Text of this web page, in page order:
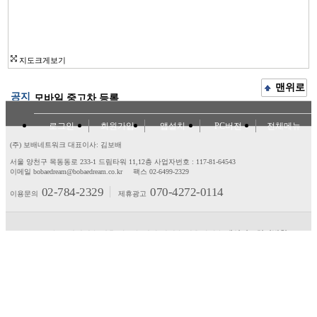
지도크게보기
공지 모바일 중고차 등록
맨위로
로그인 회원가입 앱설치 PC버전 전체메뉴
(주) 보배네트워크 대표이사: 김보배
서울 양천구 목동동로 233-1 드림타워 11,12층 사업자번호 : 117-81-64543
이메일 bobaedream@bobaedream.co.kr
팩스 02-6499-2329
이용문의 02-784-2329 제휴광고 070-4272-0114